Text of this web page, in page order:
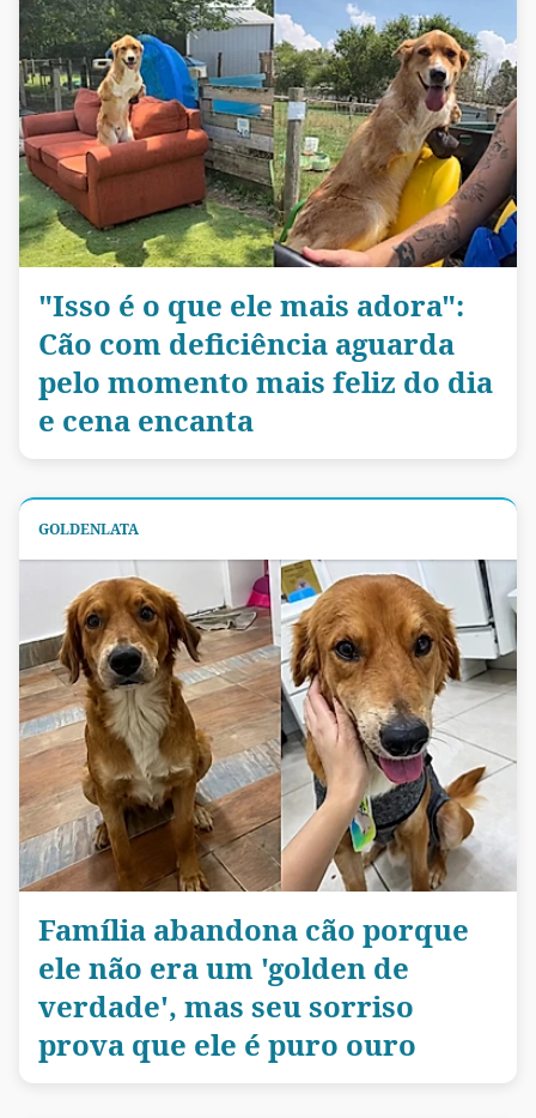
"Isso é o que ele mais adora":
Cão com deficiência aguarda
pelo momento mais feliz do dia
e cena encanta
GOLDENLATA
Família abandona cão porque
ele não era um 'golden de
verdade', mas seu sorriso
prova que ele é puro ouro